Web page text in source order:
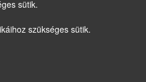
sütik.
szükséges sütik.